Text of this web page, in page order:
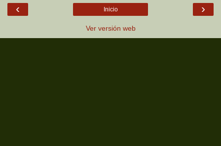
‹ ›
Inicio
Ver versión web